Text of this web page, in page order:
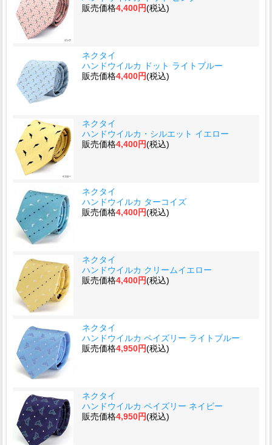
販売価格4,400円(税込)
ネクタイ
ハンドウイルカ ドット ライトブルー
販売価格4,400円(税込)
ネクタイ
ハンドウイルカ・シルエット イエロー
販売価格4,400円(税込)
ネクタイ
ハンドウイルカ ターコイズ
販売価格4,400円(税込)
ネクタイ
ハンドウイルカ クリームイエロー
販売価格4,400円(税込)
ネクタイ
ハンドウイルカ ペイズリー ライトブルー
販売価格4,950円(税込)
ネクタイ
ハンドウイルカ ペイズリー ネイビー
販売価格4,950円(税込)